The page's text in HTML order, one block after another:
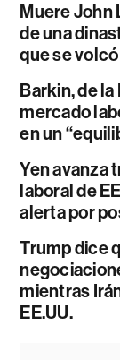
Muere John
de una
que se
Barkin, de la
mercado
en un
Yen avanza
laboral de
alerta por
Trump dice
mientras
EE.UU.